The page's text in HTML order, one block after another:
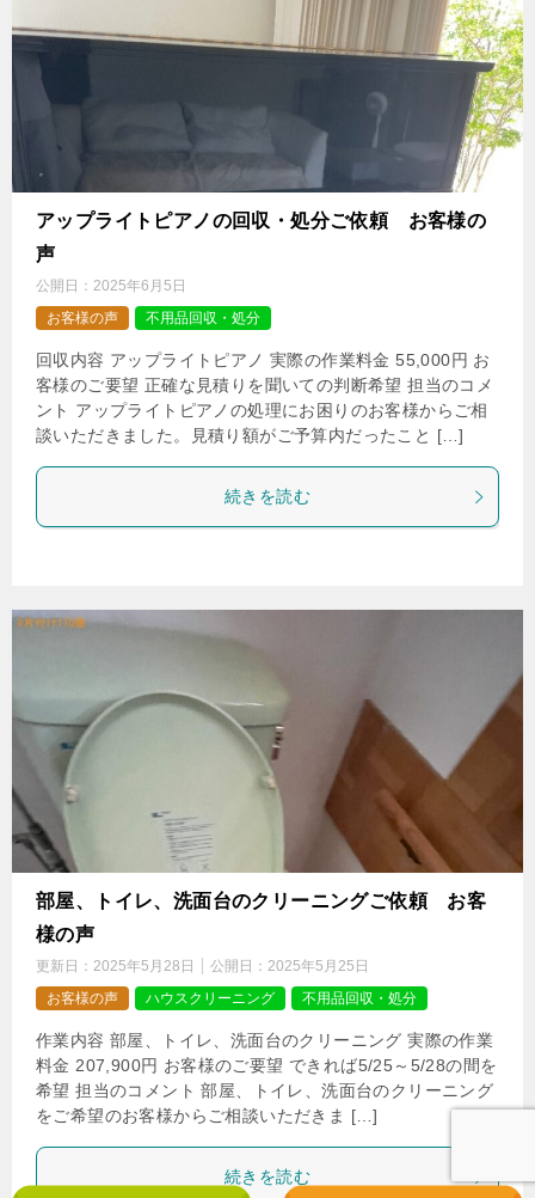
アップライトピアノの回収・処分ご依頼 お客様の
声
公開日： 2025年6月5日
お客様の声
不用品回収・処分
回収内容 アップライトピアノ 実際の作業料金 55,000円 お
客様のご要望 正確な見積りを聞いての判断希望 担当のコメ
ント アップライトピアノの処理にお困りのお客様からご相
談いただきました。見積り額がご予算内だったこと […]
続きを読む
部屋、トイレ、洗面台のクリーニングご依頼 お客
様の声
更新日： 2025年5月28日 公開日： 2025年5月25日
お客様の声
ハウスクリーニング 不用品回収・処分
作業内容 部屋、トイレ、洗面台のクリーニング 実際の作業
料金 207,900円 お客様のご要望 できれば5/25～5/28の間を
希望 担当のコメント 部屋、トイレ、洗面台のクリーニング
をご希望のお客様からご相談いただきま […]
続きを読む